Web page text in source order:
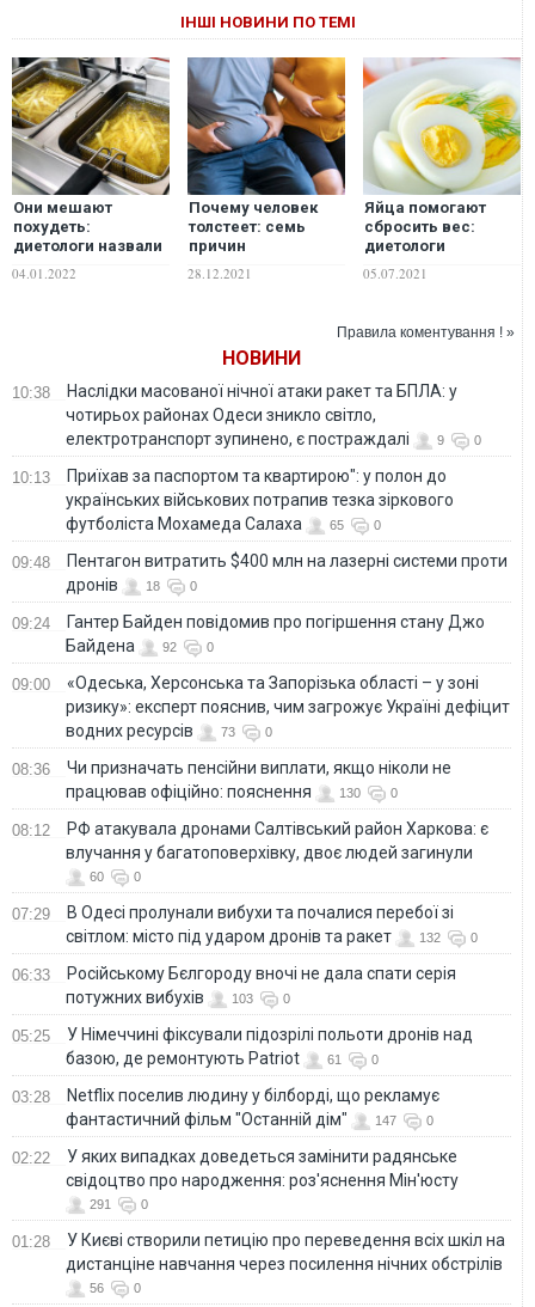
ІНШІ НОВИНИ ПО ТЕМІ
Они мешают
похудеть:
диетологи назвали
самые вредные
продукты
04.01.2022
Почему человек
толстеет: семь
причин
замедления
метаболизма
28.12.2021
Яйца помогают
сбросить вес:
диетологи
объяснили, как это
работает
05.07.2021
Правила коментування ! »
НОВИНИ
10:38
Наслідки масованої нічної атаки ракет та БПЛА: у
чотирьох районах Одеси зникло світло,
електротранспорт зупинено, є постраждалі
9 0
10:13
Приїхав за паспортом та квартирою": у полон до
українських військових потрапив тезка зіркового
футболіста Мохамеда Салаха
65 0
09:48
Пентагон витратить $400 млн на лазерні системи проти
дронів
18 0
09:24
Гантер Байден повідомив про погіршення стану Джо
Байдена
92 0
09:00
«Одеська, Херсонська та Запорізька області – у зоні
ризику»: експерт пояснив, чим загрожує Україні дефіцит
водних ресурсів
73 0
08:36
Чи призначать пенсійни виплати, якщо ніколи не
працював офіційно: пояснення
130 0
08:12
РФ атакувала дронами Салтівський район Харкова: є
влучання у багатоповерхівку, двоє людей загинули
60 0
07:29
В Одесі пролунали вибухи та почалися перебої зі
світлом: місто під ударом дронів та ракет
132 0
06:33
Російському Бєлгороду вночі не дала спати серія
потужних вибухів
103 0
05:25
У Німеччині фіксували підозрілі польоти дронів над
базою, де ремонтують Patriot
61 0
03:28
Netflix поселив людину у білборді, що рекламує
фантастичний фільм "Останній дім"
147 0
02:22
У яких випадках доведеться замінити радянське
свідоцтво про народження: роз'яснення Мін'юсту
291 0
01:28
У Києві створили петицію про переведення всіх шкіл на
дистанціне навчання через посилення нічних обстрілів
56 0